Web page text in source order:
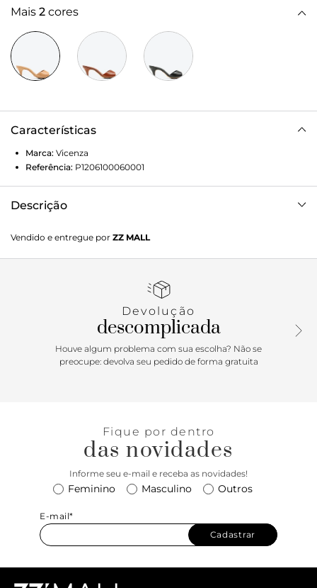
Mais 2 cores
Características
Marca: Vicenza
Referência: P1206100060001
Descrição
sofisticado, esse open mule combina design moderno com
praticidade e leveza. O salto fino de 6,5 cm alonga a
conforto. Ideal para quem busca um modelo versátil, que
acrescentando charme e elegância às composições. Seu
design clean e o acabamento em couro conferem
sofisticação, tornando-o um verdadeiro must-have no
Vendido e entregue por ZZ MALL
Devolução
descomplicada
Houve algum problema com sua escolha? Não se
preocupe: devolva seu pedido de forma gratuita
Fique por dentro
das novidades
Informe seu e-mail e receba as novidades!
Feminino Masculino Outros
E-mail*
Cadastrar